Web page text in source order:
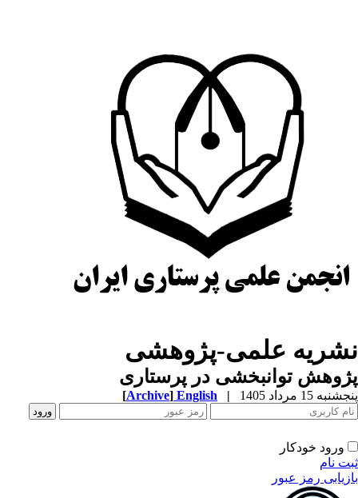
علمی-پژوهشی
توانبخشی در پرستاری
15 مرداد 1405 |
English
[Archive]
ورود خودکار
نام
رمز عبور